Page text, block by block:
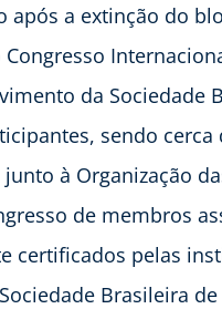
após a extinção do
Congresso
da Sociedade
sendo
à Organização
de membros
certificados pelas
Brasileira